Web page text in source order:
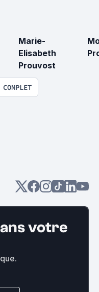
Marie-
Elisabeth
Prouvost
votre